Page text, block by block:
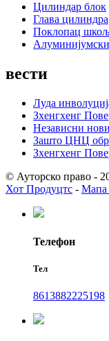
Цилиндар блок
Глава цилиндра
Поклопац
вести
Луда
Зхенгхенг
Независни
Зашто ЦНЦ
Зхенгхенг
© Ауторско право -
Хот Продуцтс - Мапа
Телефон
Тел
8613882225198